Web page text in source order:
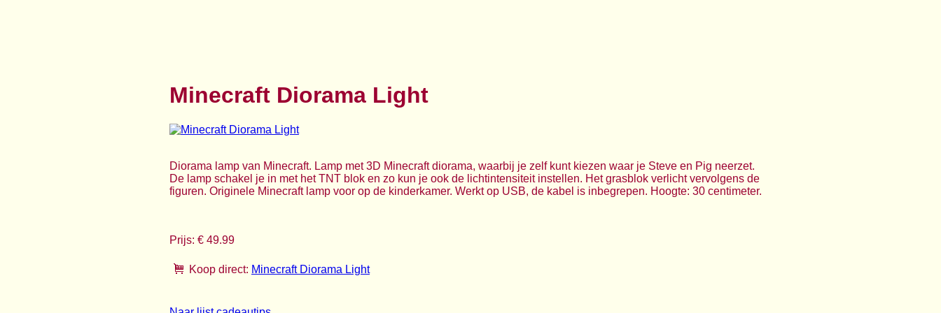
Minecraft Diorama Light
Diorama lamp van Minecraft. Lamp met 3D Minecraft diorama, waarbij je zelf kunt kiezen waar je Steve en Pig neerzet.
De lamp schakel je in met het TNT blok en zo kun je ook de lichtintensiteit instellen. Het grasblok verlicht vervolgens de
figuren. Originele Minecraft lamp voor op de kinderkamer. Werkt op USB, de kabel is inbegrepen. Hoogte: 30 centimeter.
Prijs: € 49.99
Koop direct: Minecraft Diorama Light